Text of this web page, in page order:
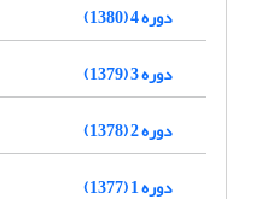
دوره 4 (1380)
دوره 3 (1379)
دوره 2 (1378)
دوره 1 (1377)